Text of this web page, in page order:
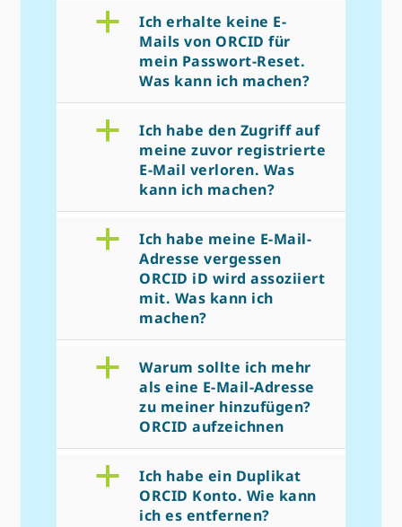
a
Ich erhalte keine E-
Mails von ORCID für
mein Passwort-Reset.
Was kann ich machen?
a
Ich habe den Zugriff auf
meine zuvor registrierte
E-Mail verloren. Was
kann ich machen?
a
Ich habe meine E-Mail-
Adresse vergessen
ORCID iD wird assoziiert
mit. Was kann ich
machen?
a
Warum sollte ich mehr
als eine E-Mail-Adresse
zu meiner hinzufügen?
ORCID aufzeichnen
a
Ich habe ein Duplikat
ORCID Konto. Wie kann
ich es entfernen?